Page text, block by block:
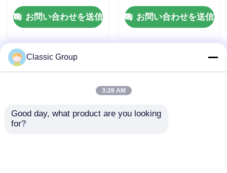
イズ
お問い合わせを送信
お問い合わせを送信
Classic Group
3:28 AM
Good day, what product are you looking
for?